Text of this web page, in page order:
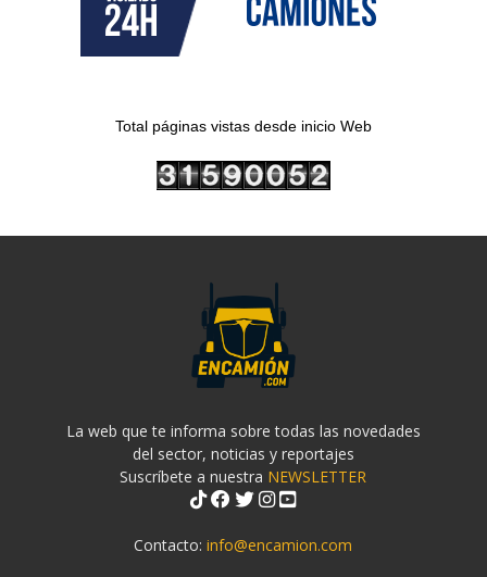
Total páginas vistas desde inicio Web
La web que te informa sobre todas las novedades
del sector, noticias y reportajes
Suscríbete a nuestra NEWSLETTER
Contacto:info@encamion.com